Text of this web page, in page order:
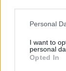
Personal
I want to
personal
Opted In
„Krabas“.
Rašte taip
Silickienei